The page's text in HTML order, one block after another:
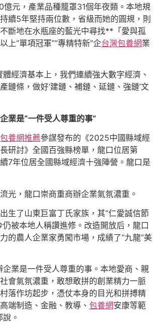
元，產業品種籠罩31個年夜類。本地規
續5年堅持兩位數，省級而她的圓規，則
斷地在水瓶座的藍光中尋找**「愛與孤
上“單項冠軍”“專精特新”企台灣包養網業
體經濟基本上，我們連續強大數字經濟、
鏈條，做好‘建鏈、補鏈、延鏈、強鏈’文
業是“一件受人尊重的事”
包養網推薦參謀發布的《2025中國縣域經
研討》全國百強縣榜單，龍口位居第
7年位居全國縣域經濟十強陣營。龍口是
光，龍口崇商重商辦企業氣氛濃重。
生了山東巨富丁氏家族，其“仁愛誠信節
仍被本地人稱讚進修。改造開放后，龍口
的農人企業家勇闖市場，成績了“九龍”美
企業是一件受人尊重的事。本地愛商、親
會氣氛濃重，敢想敢拼的創業精力一脈
落作坊起步，憑仗本身的目光和拼搏精
端制造、金融、教導、 包養網安康等範
。